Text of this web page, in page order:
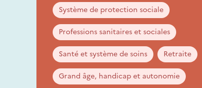
Système de protection sociale
Professions sanitaires et sociales
Santé et système de soins Retraite
Grand âge, handicap et autonomie